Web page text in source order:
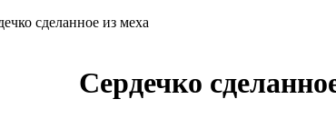
сделанное из меха
Сердечко